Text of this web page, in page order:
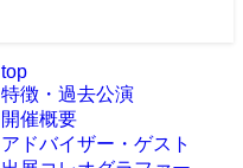
top
特徴・過去公演
開催概要
アドバイザー・ゲスト